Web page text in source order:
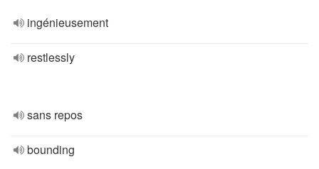
ingénieusement
restlessly
sans repos
bounding